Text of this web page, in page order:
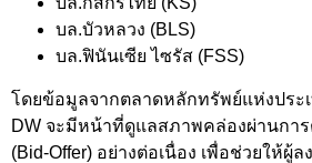
บล.บัวหลวง (BLS)
บล.ฟินันเซีย ไซรัส (FSS)
โดยข้อมูลจากตลาดหลักทรัพย์แห่งประ
DW จะมีหน้าที่ดูแลสภาพคล่องผ่านกา
(Bid-Offer) อย่างต่อเนื่อง เพื่อช่วยให้ผู้